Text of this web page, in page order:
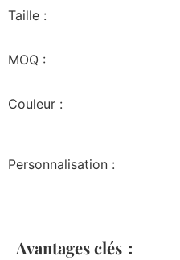
Taille :
MOQ :
Couleur :
Personnalisation :
Avantages clés：